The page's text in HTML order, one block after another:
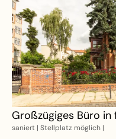
Großzügiges Büro
saniert | Stellplatz möglich |